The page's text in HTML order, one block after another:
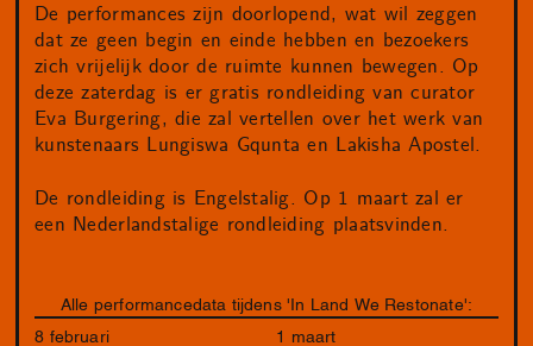
De performances zijn doorlopend, wat wil zeggen
dat ze geen begin en einde hebben en bezoekers
zich vrijelijk door de ruimte kunnen bewegen. Op
deze zaterdag is er gratis rondleiding van curator
Eva Burgering, die zal vertellen over het werk van
kunstenaars Lungiswa Gqunta en Lakisha Apostel.
De rondleiding is Engelstalig. Op 1 maart zal er
een Nederlandstalige rondleiding plaatsvinden.
Alle performancedata tijdens 'In Land We Restonate':
8 februari 1 maart